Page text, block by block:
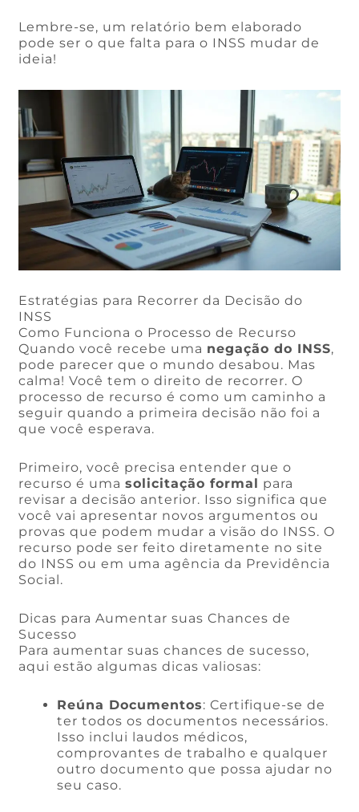
Lembre-se, um relatório bem elaborado
pode ser o que falta para o INSS mudar de
ideia!
Estratégias para Recorrer da Decisão do
INSS
Como Funciona o Processo de Recurso
Quando você recebe uma negação do INSS,
pode parecer que o mundo desabou. Mas
calma! Você tem o direito de recorrer. O
processo de recurso é como um caminho a
seguir quando a primeira decisão não foi a
que você esperava.
Primeiro, você precisa entender que o
recurso é umasolicitação formal
para
revisar a decisão anterior. Isso significa que
você vai apresentar novos argumentos ou
provas que podem mudar a visão do INSS. O
recurso pode ser feito diretamente no site
do INSS ou em uma agência da Previdência
Social.
Dicas para Aumentar suas Chances de
Sucesso
Para aumentar suas chances de sucesso,
aqui estão algumas dicas valiosas:
Reúna Documentos: Certifique-se de
ter todos os documentos necessários.
Isso inclui laudos médicos,
comprovantes de trabalho e qualquer
outro documento que possa ajudar no
seu caso.